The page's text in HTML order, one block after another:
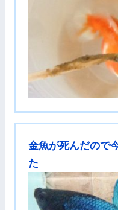
金魚が死んだので
た